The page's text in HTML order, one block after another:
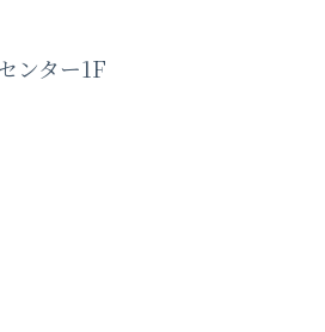
ンター1F